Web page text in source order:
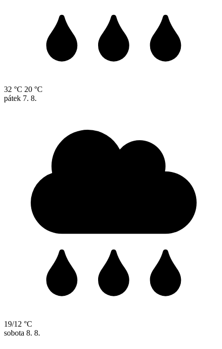
32 °C 20 °C
pátek 7. 8.
19/12 °C
sobota 8. 8.